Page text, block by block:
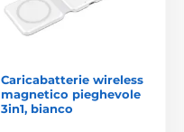
Caricabatterie wireless
magnetico pieghevole
3in1, bianco